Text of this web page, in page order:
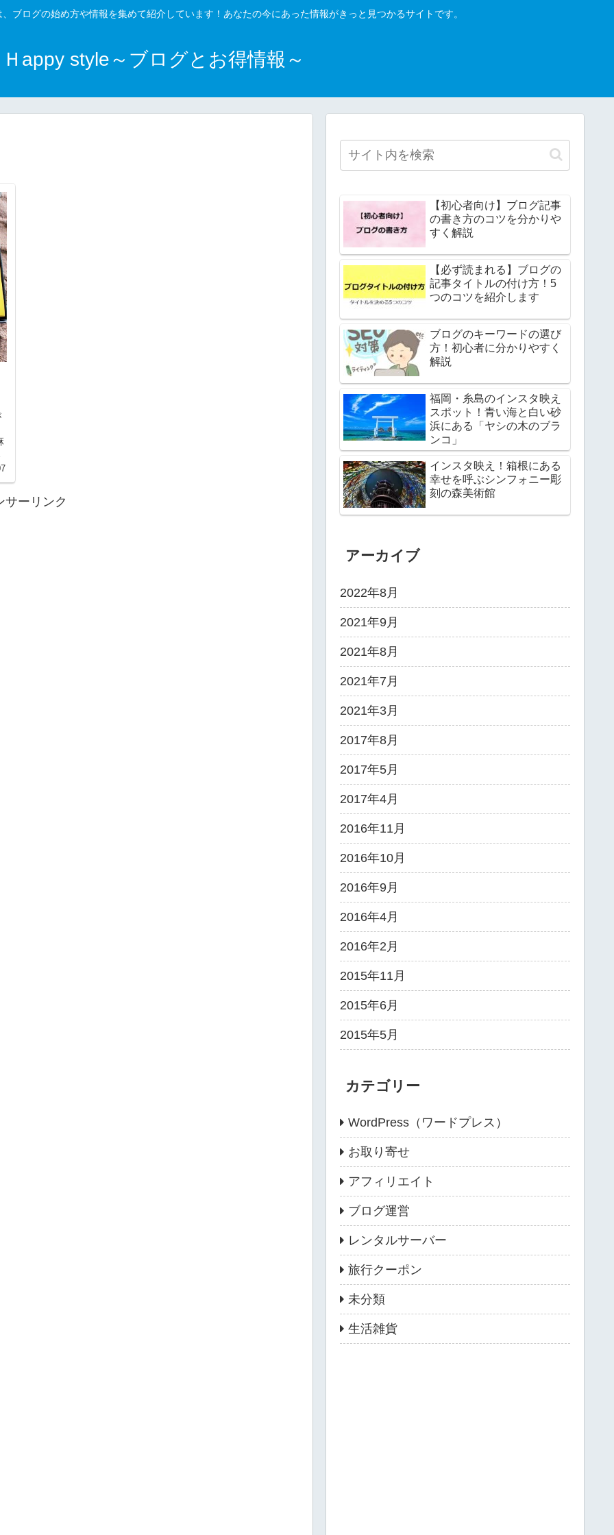
ブログの始め方や情報を集めて紹介しています！あなたの今にあった情報がきっと見つかるサイトです。
Ｈappy style～ブログとお得情報～
サーリンク
【初心者向け】ブログ記事
の書き方のコツを分かりや
すく解説
【必ず読まれる】ブログの
記事タイトルの付け方！5
つのコツを紹介します
ブログのキーワードの選び
方！初心者に分かりやすく
解説
福岡・糸島のインスタ映え
スポット！青い海と白い砂
浜にある「ヤシの木のブラ
ンコ」
インスタ映え！箱根にある
幸せを呼ぶシンフォニー彫
刻の森美術館
アーカイブ
2022年8月
2021年9月
2021年8月
2021年7月
2021年3月
2017年8月
2017年5月
2017年4月
2016年11月
2016年10月
2016年9月
2016年4月
2016年2月
2015年11月
2015年6月
2015年5月
カテゴリー
WordPress（ワードプレス）
お取り寄せ
アフィリエイト
ブログ運営
レンタルサーバー
旅行クーポン
未分類
生活雑貨